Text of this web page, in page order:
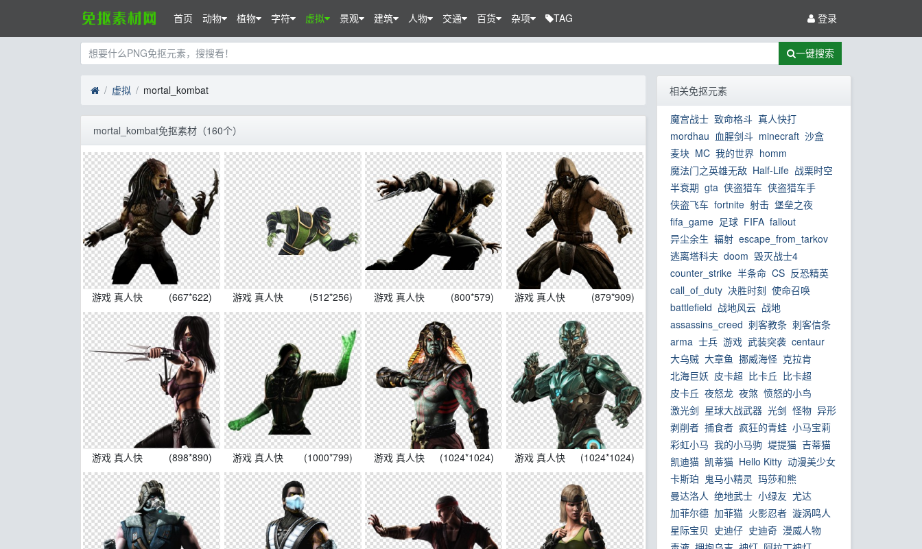
首页 动物 植物 字符 虚拟 景观 建筑 人物 交通 百货 杂项 TAG 登录
一键搜索
虚拟 mortal_kombat
mortal_kombat免抠素材（160个）
游戏 真人快 (667*622) 游戏 真人快 (512*256) 游戏 真人快 (800*579) 游戏 真人快 (879*909)
游戏 真人快 (898*890) 游戏 真人快 (1000*799) 游戏 真人快 (1024*1024) 游戏 真人快 (1024*1024)
相关免抠元素
魔宫战士 致命格斗 真人快打
mordhau 血腥剑斗 minecraft 沙盒
麦块 MC 我的世界 homm
魔法门之英雄无敌 Half-Life 战栗时空
半衰期 gta 侠盗猎车 侠盗猎车手
侠盗飞车 fortnite 射击 堡垒之夜
fifa_game 足球 FIFA fallout
异尘余生 辐射 escape_from_tarkov
逃离塔科夫 doom 毁灭战士4
counter_strike 半条命 CS 反恐精英
call_of_duty 决胜时刻 使命召唤
battlefield 战地风云 战地
assassins_creed 刺客教条 刺客信条
arma 士兵 游戏 武装突袭 centaur
大乌贼 大章鱼 挪威海怪 克拉肯
北海巨妖 皮卡超 比卡丘 比卡超
皮卡丘 夜怒龙 夜煞 愤怒的小鸟
激光剑 星球大战武器 ‌光剑 怪物 ‌异形
剥削者 ‌捕食者 ‌疯狂的青蛙 小马宝莉
彩虹小马 ‌我的小马驹 堤提猫 吉蒂猫
凯迪猫 凯蒂猫 Hello Kitty 动漫美少女
卡斯珀 鬼马小精灵 玛莎和熊
曼达洛人 绝地武士 小绿友 尤达
加菲尔德 加菲猫 火影忍者 漩涡鸣人
星际宝贝 史迪仔 史迪奇 漫威人物